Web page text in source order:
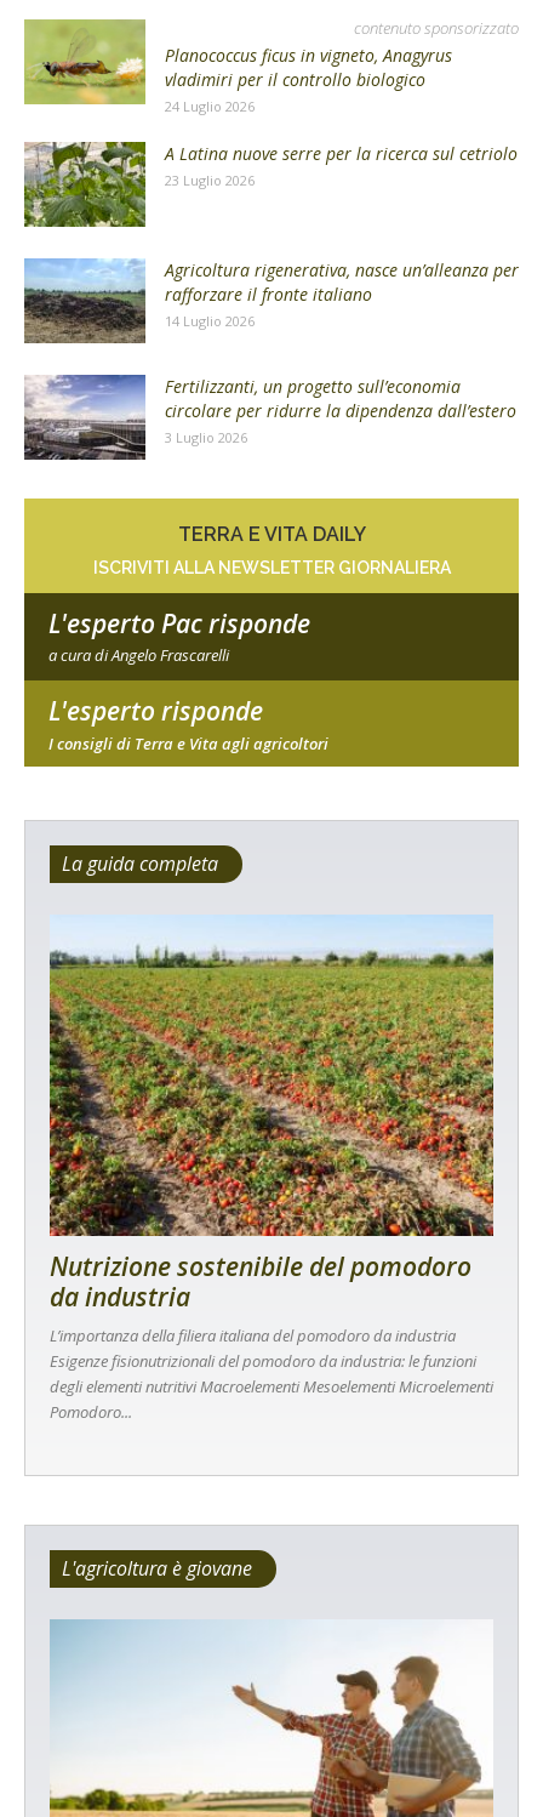
contenuto sponsorizzato
Planococcus ficus in vigneto, Anagyrus
vladimiri per il controllo biologico
24 Luglio 2026
A Latina nuove serre per la ricerca sul cetriolo
23 Luglio 2026
Agricoltura rigenerativa, nasce un’alleanza per
rafforzare il fronte italiano
14 Luglio 2026
Fertilizzanti, un progetto sull’economia
circolare per ridurre la dipendenza dall’estero
3 Luglio 2026
TERRA E VITA DAILY
ISCRIVITI ALLA NEWSLETTER GIORNALIERA
L'esperto Pac risponde
a cura di Angelo Frascarelli
L'esperto risponde
I consigli di Terra e Vita agli agricoltori
La guida completa
Nutrizione sostenibile del pomodoro
da industria
L’importanza della filiera italiana del pomodoro da industria
Esigenze fisionutrizionali del pomodoro da industria: le funzioni
degli elementi nutritivi Macroelementi Mesoelementi Microelementi
Pomodoro...
L'agricoltura è giovane